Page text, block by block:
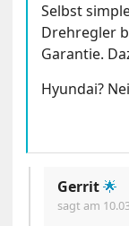
Selbst
Drehregler
Garantie.
Hyundai?
Gerrit🌟
sagt am